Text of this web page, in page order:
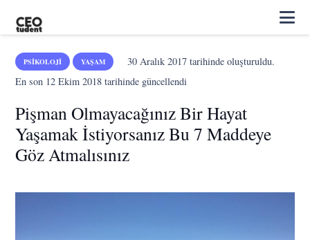
PSIKOLOJI YAŞAM 30 Aralık 2017tarihinde oluşturuldu.
En son 12 Ekim 2018 tarihinde güncellendi
Pişman Olmayacağınız Bir Hayat
Yaşamak İstiyorsanız Bu 7 Maddeye
Göz Atmalısınız